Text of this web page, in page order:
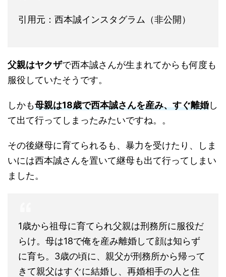
引用元：西本誠インスタグラム（非公開）
父親はヤクザで西本誠さんが生まれてからも何度も
服役していたそうです。
しかも母親は18歳で西本誠さんを産み、すぐ離婚し
て出て行ってしまったみたいですね。。
その後継母に育てられるも、暴力を受けたり、しま
いには西本誠さんを置いて継母も出て行ってしまい
ました。
1歳から祖母に育てられ父親は刑務所に服役だ
らけ。母は18で俺を産み離婚して顔は知らず
に育ち。3歳の頃に、親父が刑務所から帰って
きて親父はすぐに結婚し、再婚相手の人と住